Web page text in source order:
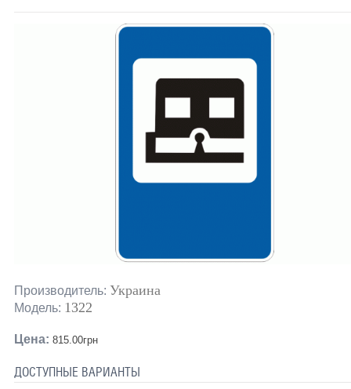
СВЯЗАТЬСЯ С НАМИ
Производитель: Украина
Модель: 1322
Цена: 815.00грн
ДОСТУПНЫЕ ВАРИАНТЫ